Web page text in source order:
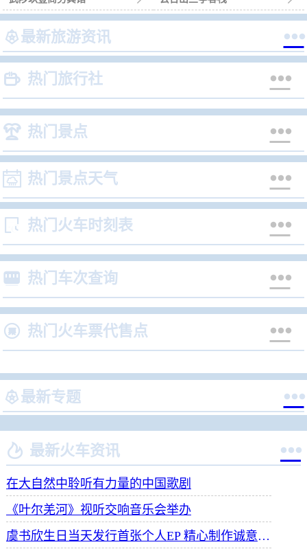
最新旅游资讯 
 热门旅行社 
 热门景点 
 热门景点天气 
 热门火车时刻表 
 热门车次查询 
 热门火车票代售点 
最新专题 
 最新火车资讯 
在大自然中聆听有力量的中国歌剧
《叶尔羌河》视听交响音乐会举办
虞书欣生日当天发行首张个人EP 精心制作诚意满满